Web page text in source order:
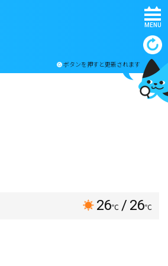
MENU
ボタンを押すと更新されます
26℃ / 26℃